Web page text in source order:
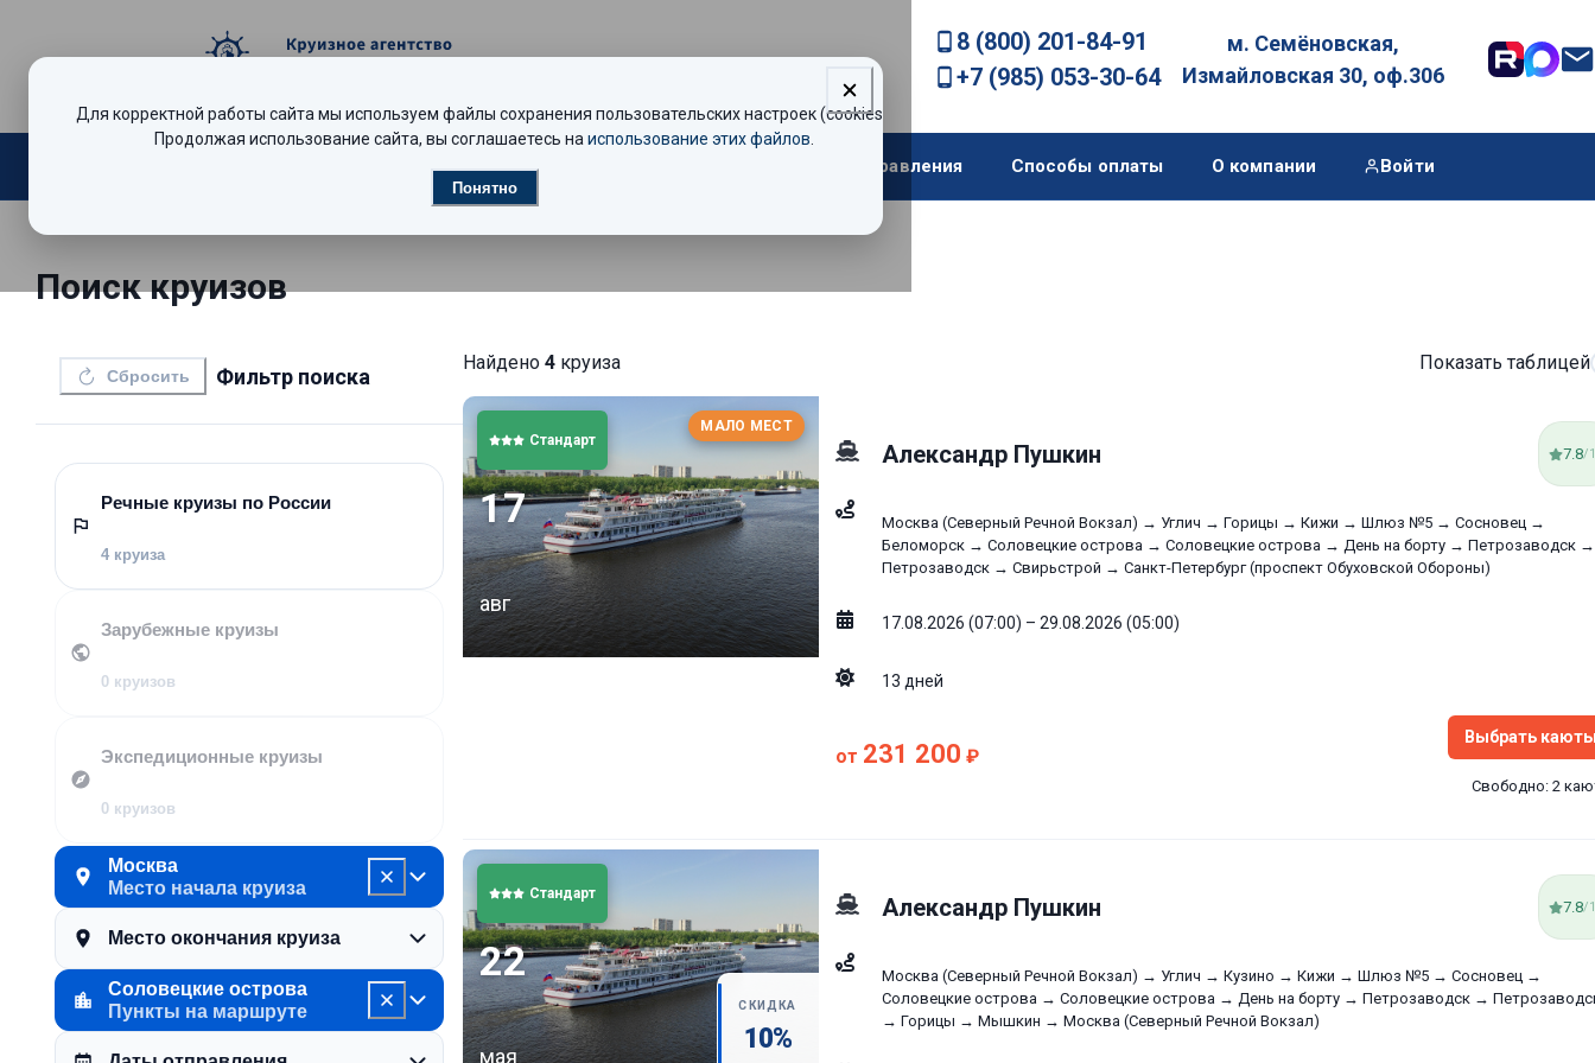
8 (800) 201-84-91
+7 (985) 053-30-64
м. Семёновская,
Измайловская 30, оф.306
Видеообзоры Рекомендации Направления Способы оплаты О компании Войти
Поиск круизов
Сбросить Фильтр поиска
Речные круизы по России
4 круиза
Зарубежные круизы
0 круизов
Экспедиционные круизы
0 круизов
Москва
Место начала круиза
Место окончания круиза
Соловецкие острова
Пункты на маршруте
Найдено 4 круиза Показать таблицей
Стандарт
МАЛО МЕСТ
17
авг
Александр Пушкин 7.8/
Москва (Северный Речной Вокзал) → Углич → Горицы → Кижи → Шлюз №5 → Сосновец →
Беломорск → Соловецкие острова → Соловецкие острова → День на борту → Петрозаводск →
Петрозаводск → Свирьстрой → Санкт-Петербург (проспект Обуховской Обороны)
17.08.2026 (07:00) – 29.08.2026 (05:00)
13 дней
от 231 200 ₽
Выбрать
Свободно: 2
СКИДКА
10%
Стандарт
22
мая
Александр Пушкин 7.8/
Москва (Северный Речной Вокзал) → Углич → Кузино → Кижи → Шлюз №5 → Сосновец →
Соловецкие острова → Соловецкие острова → День на борту → Петрозаводск →
→ Горицы → Мышкин → Москва (Северный Речной Вокзал)
Для корректной работы сайта мы используем файлы сохранения пользовательских настроек (cookies).
Продолжая использование сайта, вы соглашаетесь на использование этих файлов
Понятно